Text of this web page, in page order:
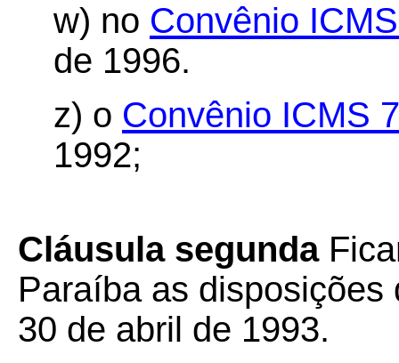
w) no Convênio
de 1996.
z) o Convênio ICMS
1992;
Cláusula segunda
Paraíba as
30 de abril de 1993.